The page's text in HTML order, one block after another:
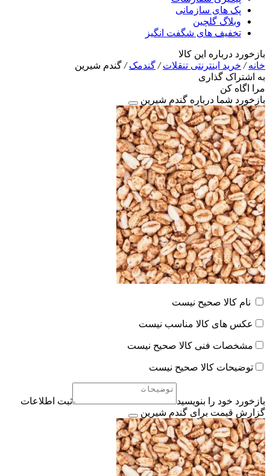
پک های سازمانی
وبلاگ گلچین
تخفیف های شگفت انگیز
بازخورد درباره این کالا
خانه/ خرید اینترنتی تنقلات/ گندمک/ گندم شیرین
به اشتراک گذاری
مرا اگاه کن
بازخورد شما درباره گندم شیرین
نام کالا صحیح نیست
عکس های کالا مناسب نیست
مشخصات فنی کالا صحیح نیست
توضیحات کالا صحیح نیست
بازخورد خود را بنویسید
ثبت اطلاعات
گزارش قیمت برای گندم شیرین